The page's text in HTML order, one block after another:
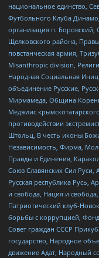
национальное единство,
Футбольного Клуба
организация п.
Щелковского района,
повстанческая армия,
Misanthropic division,
Народная Социальная
объединение Русские,
Мирмамеда, Община
Меджлис
противодействии
Штольц, В честь иконы
Независимость, Фирма,
Правды и Единения,
Союз Славянских Сил Руси,
Русская республика Русь,
и свобода, Нация и
Патриотический клуб-
борьбы с коррупцией,
Совет граждан СССР
государство, Народное
движение Адат, Народный